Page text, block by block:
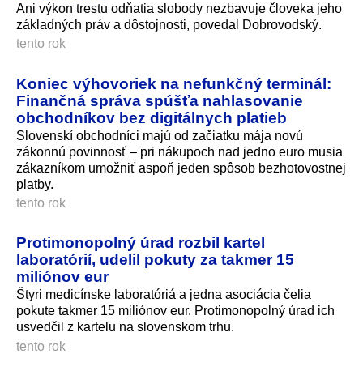
Ani výkon trestu odňatia slobody nezbavuje človeka jeho
základných práv a dôstojnosti, povedal Dobrovodský.
tento rok
Koniec výhovoriek na nefunkčný terminál:
Finančná správa spúšťa nahlasovanie
obchodníkov bez digitálnych platieb
Slovenskí obchodníci majú od začiatku mája novú
zákonnú povinnosť – pri nákupoch nad jedno euro musia
zákazníkom umožniť aspoň jeden spôsob bezhotovostnej
platby.
tento rok
Protimonopolný úrad rozbil kartel
laboratórií, udelil pokuty za takmer 15
miliónov eur
Štyri medicínske laboratóriá a jedna asociácia čelia
pokute takmer 15 miliónov eur. Protimonopolný úrad ich
usvedčil z kartelu na slovenskom trhu.
tento rok